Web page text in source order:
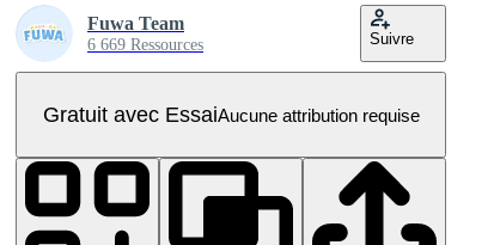
Fuwa Team
6 669 Ressources Suivre
Gratuit avec EssaiAucune attribution requise